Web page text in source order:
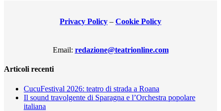
Privacy Policy – Cookie Policy
Email: redazione@teatrionline.com
Articoli recenti
CucuFestival 2026: teatro di strada a Roana
Il sound travolgente di Sparagna e l’Orchestra popolare
italiana